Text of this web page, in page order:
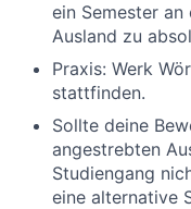
ein Semester
Ausland zu
Praxis: Werk
stattfinden.
Sollte deine
angestrebten
Studiengang
eine alternative